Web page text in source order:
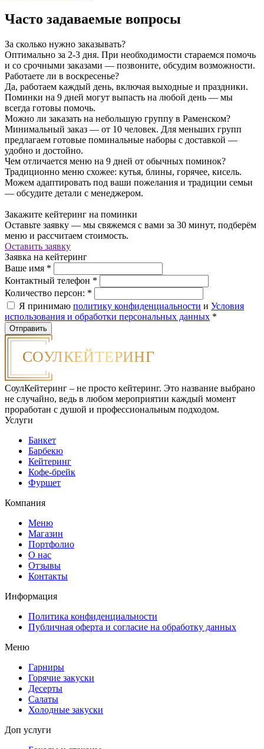
Часто задаваемые вопросы
За сколько нужно заказывать?
Оптимально за 2-3 дня. При необходимости стараемся помочь
и со срочными заказами — позвоните, обсудим возможности.
Работаете ли в воскресенье?
Да, работаем каждый день, включая выходные и праздники.
Поминки на 9 дней могут выпасть на любой день — мы
всегда готовы помочь.
Можно ли заказать на небольшую группу в Раменском?
Минимальный заказ — от 10 человек. Для меньших групп
предлагаем готовые поминальные наборы с доставкой —
удобно и достойно.
Чем отличается меню на 9 дней от обычных поминок?
Традиционно меню схожее: кутья, блины, горячее, кисель.
Можем адаптировать под ваши пожелания и традиции семьи
— обсудите детали с менеджером.
Закажите кейтеринг на поминки
Оставьте заявку — мы свяжемся с вами за 30 минут, подберём
меню и рассчитаем стоимость.
Оставить заявку
Заявка на кейтеринг
Ваше имя *
Контактный телефон *
Количество персон: *
Я принимаю политику конфиденциальности и Условия
использования и обработки персональных данных *
СоулКейтеринг – не просто кейтеринг. Это название выбрано
не случайно, ведь в любом мероприятии каждый момент
проработан с душой и профессиональным подходом.
Услуги
Банкет
Барбекю
Кейтеринг
Кофе-брейк
Фуршет
Компания
Меню
Магазин
Портфолио
О нас
Отзывы
Контакты
Информация
Политика конфиденциальности
Публичная оферта и согласие на обработку данных
Меню
Гарниры
Горячие закуски
Десерты
Салаты
Холодные закуски
Доп услуги